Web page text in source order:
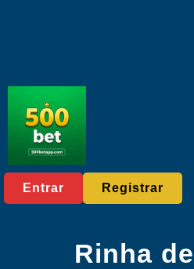
Entrar Registrar
Rinha